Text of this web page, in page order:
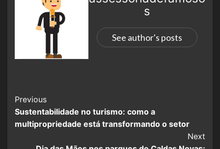
s
See author's posts
Previous
Sustentabilidade no turismo: como a
multipropriedade está transformando o setor
Next